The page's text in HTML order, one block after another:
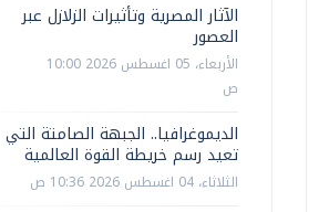
الآثار المصرية وتأثيرات الزلازل عبر
العصور
الأربعاء، 05 اغسطس 2026 10:00
ص
الديموغرافيا.. الجبهة الصامتة التي
تعيد رسم خريطة القوة العالمية
الثلاثاء، 04 اغسطس 2026 10:36 ص